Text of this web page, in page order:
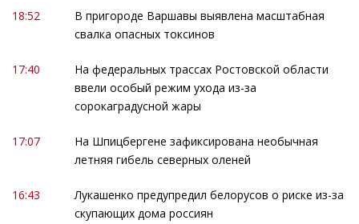
18:52
В пригороде Варшавы выявлена масштабная
свалка опасных токсинов
17:40
На федеральных трассах Ростовской области
ввели особый режим ухода из-за
сорокаградусной жары
17:07
На Шпицбергене зафиксирована необычная
летняя гибель северных оленей
16:43
Лукашенко предупредил белорусов о риске из-за
скупающих дома россиян